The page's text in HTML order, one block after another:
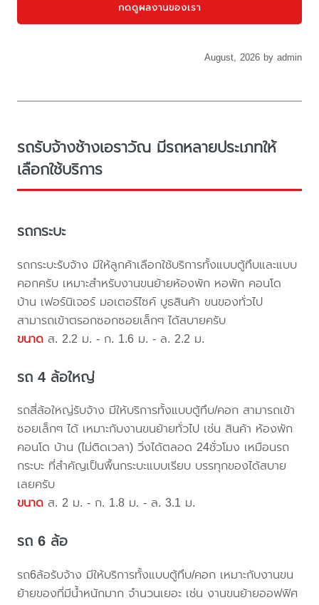
กดดูผลงานของเรา
August, 2026 by admin
รถรับจ้างช้างเอราวัณ มีรถหลายประเภทให้
เลือกใช้บริการ
รถกระบะ
รถกระบะรับจ้าง มีให้ลูกค้าเลือกใช้บริการทั้งแบบตู้ทึบและแบบ
คอกครับ เหมาะสำหรับงานขนย้ายห้องพัก หอพัก คอนโด
บ้าน เฟอร์นิเจอร์ มอเตอร์ไซค์ บูธสินค้า ขนของทั่วไป
สามารถเข้าตรอกซอกซอยเล็กๆ ได้สบายครับ
ขนาด ส. 2.2 ม. - ก. 1.6 ม. - ล. 2.2 ม.
รถ 4 ล้อใหญ่
รถสี่ล้อใหญ่รับจ้าง มีให้บริการทั้งแบบตู้ทึบ/คอก สามารถเข้า
ซอยเล็กๆ ได้ เหมาะกับงานขนย้ายทั่วไป เช่น สินค้า ห้องพัก
คอนโด บ้าน (ไม่ติดเวลา) วิ่งได้ตลอด 24ชั่วโมง เหมือนรถ
กระบะ ที่สำคัญเป็นพื้นกระบะแบบเรียบ บรรทุกของได้สบาย
เลยครับ
ขนาด ส. 2 ม. - ก. 1.8 ม. - ล. 3.1 ม.
รถ 6 ล้อ
รถ6ล้อรับจ้าง มีให้บริการทั้งแบบตู้ทึบ/คอก เหมาะกับงานขน
ย้ายของที่มีน้ำหนักมาก จำนวนเยอะ เช่น งานขนย้ายออฟฟิศ